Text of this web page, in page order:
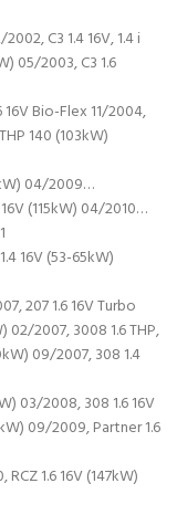
C3 1.4 16V, 1.4 i
05/2003, C3 1.6
16V Bio-Flex 11/2004,
140 (103kW)
04/2009…
(115kW) 04/2010…
16V (53-65kW)
207 1.6 16V Turbo
02/2007, 3008 1.6 THP,
09/2007, 308 1.4
03/2008, 308 1.6 16V
09/2009, Partner 1.6
1.6 16V (147kW)